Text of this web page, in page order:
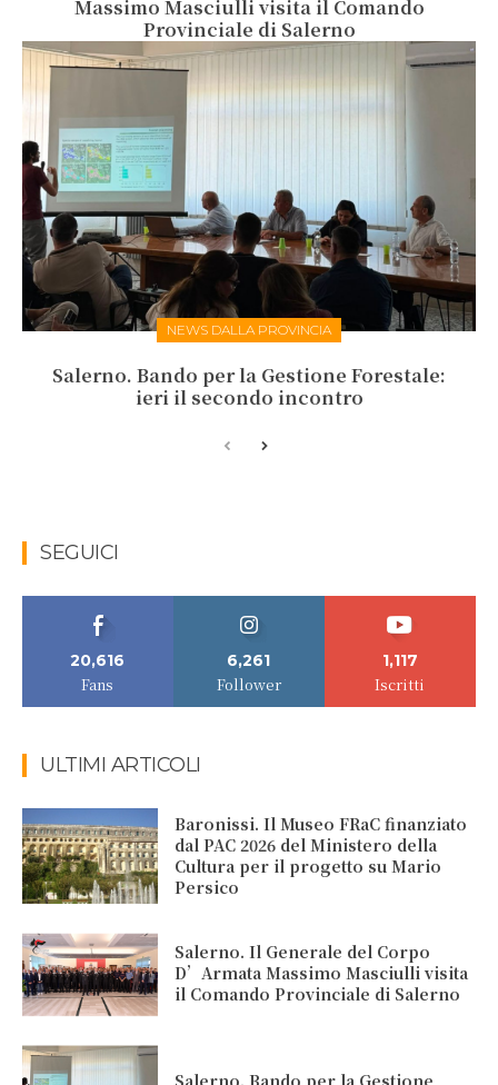
Massimo Masciulli visita il Comando
Provinciale di Salerno
NEWS DALLA PROVINCIA
Salerno. Bando per la Gestione Forestale:
ieri il secondo incontro
SEGUICI
20,616
Fans
6,261
Follower
1,117
Iscritti
ULTIMI ARTICOLI
Baronissi. Il Museo FRaC finanziato
dal PAC 2026 del Ministero della
Cultura per il progetto su Mario
Persico
Salerno. Il Generale del Corpo
D’Armata Massimo Masciulli visita
il Comando Provinciale di Salerno
Salerno. Bando per la Gestione